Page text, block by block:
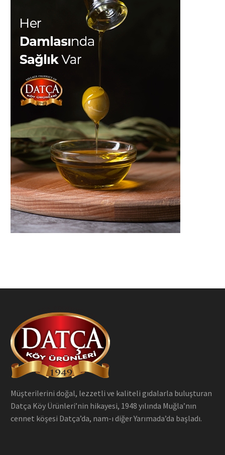
Müşterilerini doğal, lezzetli ve kaliteli gıdalarla buluşturan
Datça Köy Ürünleri’nin hikayesi, 1948 yılında Muğla’nın
cennet köşesi Datça’da, nam-ı diğer Yarımada’da başladı.